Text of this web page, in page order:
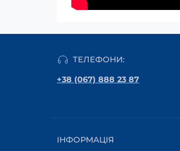
ТЕЛЕФОНИ:
+38 (067) 888 23 87
ІНФОРМАЦІЯ